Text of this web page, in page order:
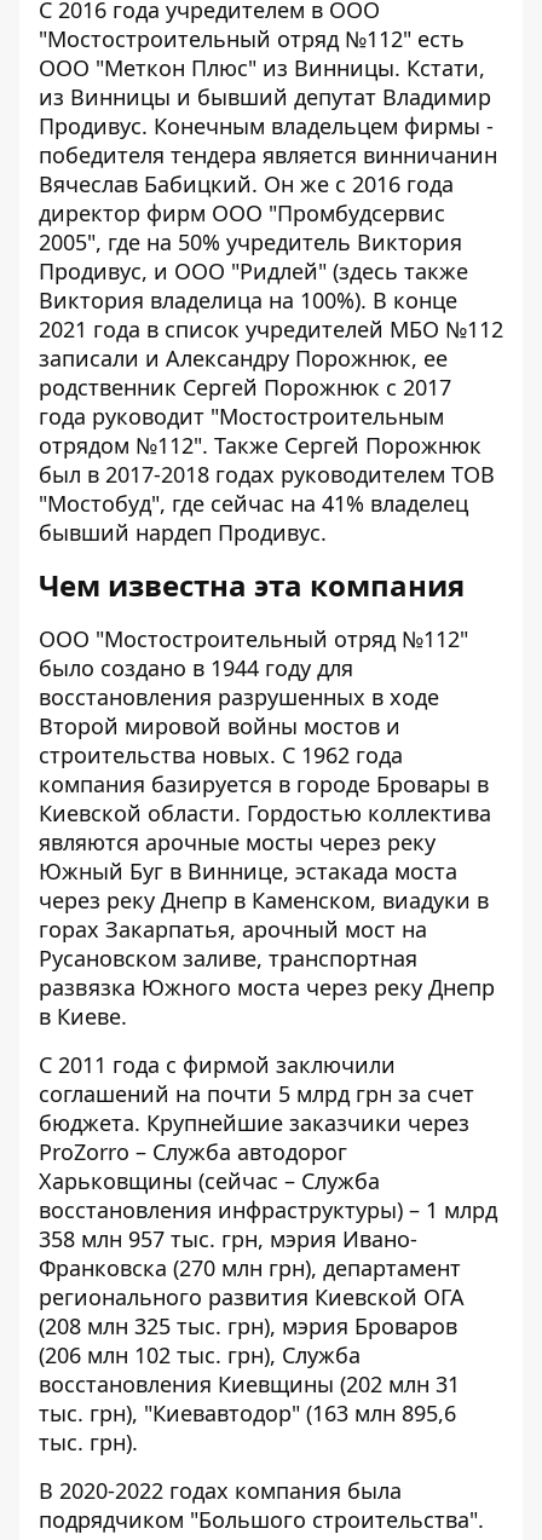
С 2016 года учредителем в ООО
"Мостостроительный отряд №112" есть
ООО "Меткон Плюс" из Винницы. Кстати,
из Винницы и бывший депутат Владимир
Продивус. Конечным владельцем фирмы -
победителя тендера является винничанин
Вячеслав Бабицкий. Он же с 2016 года
директор фирм ООО "Промбудсервис
2005", где на 50% учредитель Виктория
Продивус, и ООО "Ридлей" (здесь также
Виктория владелица на 100%). В конце
2021 года в список учредителей МБО №112
записали и Александру Порожнюк, ее
родственник Сергей Порожнюк с 2017
года руководит "Мостостроительным
отрядом №112". Также Сергей Порожнюк
был в 2017-2018 годах руководителем ТОВ
"Мостобуд", где сейчас на 41% владелец
бывший нардеп Продивус.
Чем известна эта компания
ООО "Мостостроительный отряд №112"
было создано в 1944 году для
восстановления разрушенных в ходе
Второй мировой войны мостов и
строительства новых. С 1962 года
компания базируется в городе Бровары в
Киевской области. Гордостью коллектива
являются арочные мосты через реку
Южный Буг в Виннице, эстакада моста
через реку Днепр в Каменском, виадуки в
горах Закарпатья, арочный мост на
Русановском заливе, транспортная
развязка Южного моста через реку Днепр
в Киеве.
С 2011 года с фирмой заключили
соглашений на почти 5 млрд грн за счет
бюджета. Крупнейшие заказчики через
ProZorro – Служба автодорог
Харьковщины (сейчас – Служба
восстановления инфраструктуры) – 1 млрд
358 млн 957 тыс. грн, мэрия Ивано-
Франковска (270 млн грн), департамент
регионального развития Киевской ОГА
(208 млн 325 тыс. грн), мэрия Броваров
(206 млн 102 тыс. грн), Служба
восстановления Киевщины (202 млн 31
тыс. грн), "Киевавтодор" (163 млн 895,6
тыс. грн).
В 2020-2022 годах компания была
подрядчиком "Большого строительства".